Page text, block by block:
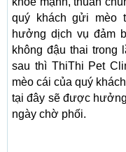
quý khách gửi mèo
hưởng dịch vụ đảm
không đậu thai trong
sau thì ThiThi Pet
mèo cái của quý
tại đây sẽ được
ngày chờ phối.